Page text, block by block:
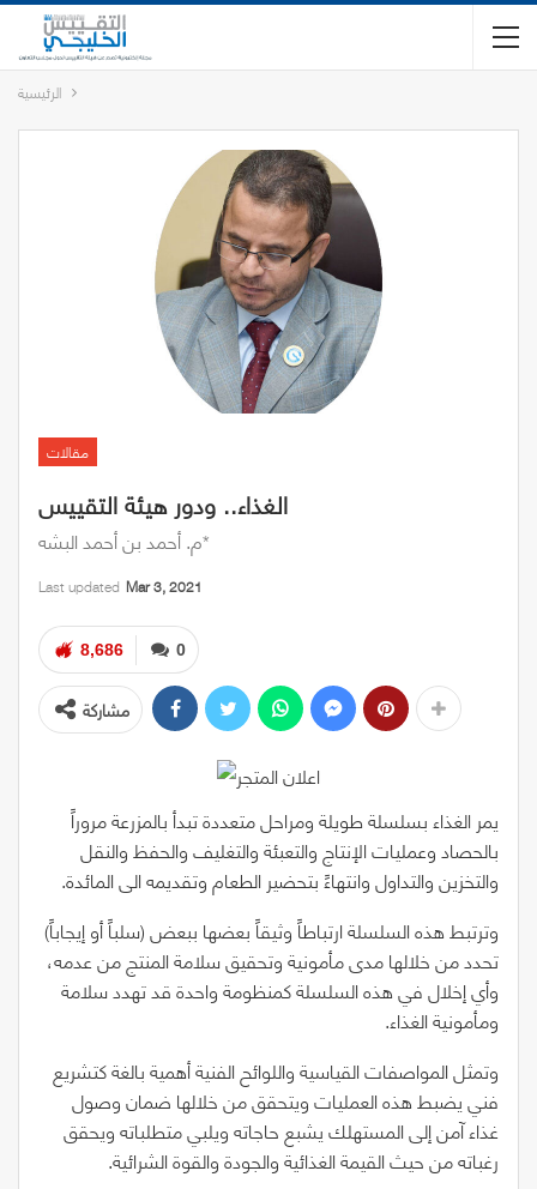
الرئيسية
مقالات
الغذاء.. ودور هيئة التقييس
م. أحمد بن أحمد البشه*
Last updated Mar 3, 2021
0
8,686
مشاركة
يمر الغذاء بسلسلة طويلة ومراحل متعددة تبدأ بالمزرعة مروراً
بالحصاد وعمليات الإنتاج والتعبئة والتغليف والحفظ والنقل
والتخزين والتداول وانتهاءً بتحضير الطعام وتقديمه الى المائدة.
وترتبط هذه السلسلة ارتباطاً وثيقاً بعضها ببعض (سلباً أو إيجاباً)
تحدد من خلالها مدى مأمونية وتحقيق سلامة المنتج من عدمه،
وأي إخلال في هذه السلسلة كمنظومة واحدة قد تهدد سلامة
ومأمونية الغذاء.
وتمثل المواصفات القياسية واللوائح الفنية أهمية بالغة كتشريع
فني يضبط هذه العمليات ويتحقق من خلالها ضمان وصول
غذاء آمن إلى المستهلك يشبع حاجاته ويلبي متطلباته ويحقق
رغباته من حيث القيمة الغذائية والجودة والقوة الشرائية.